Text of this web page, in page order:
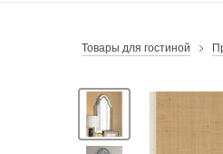
Товары для гостиной